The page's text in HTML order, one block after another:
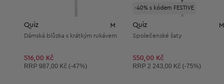
Quiz M
Dámská blůzka s krátkým rukávem
516,00 Kč
Doporučená cena:
RRP 987,00 Kč (-47%)
-40% s kódem FESTIVE
Quiz M
Společenské šaty
550,00 Kč
Doporučená cena:
RRP2 243,00 Kč (-75%)